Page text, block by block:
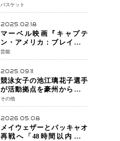
（えのき・りお）がプロの
現場へ―。
バスケット
2025.02.18
マーベル映画『キャプテ
ン・アメリカ：ブレイブ・
ニュー・ワールド』 新ブラ
ック・ウィドウ役のシラ・
ハースとは！？
芸能
2025.09.11
競泳女子の池江璃花子選手
が活動拠点を豪州から日本
へ！ 豪州での挑戦を糧に、
28年ロサンゼルス五輪へ再
始動
その他
2026.05.08
メイウェザーとパッキャオ
再戦へ「48時間以内に決